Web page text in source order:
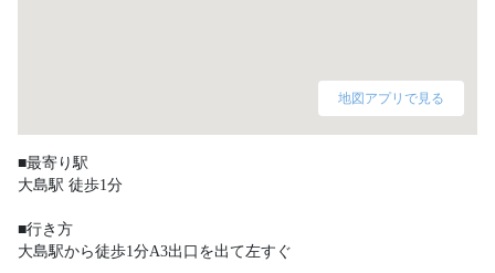
地図アプリで見る
■最寄り駅
大島駅 徒歩1分
■行き方
大島駅から徒歩1分A3出口を出て左すぐ